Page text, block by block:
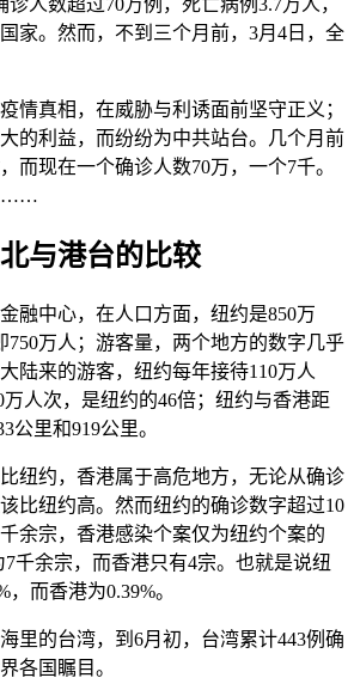
诊人数超过70万例，死亡病例3.7万人，
家。然而，不到三个月前，3月4日，全
情真相，在威胁与利诱面前坚守正义；
的利益，而纷纷为中共站台。几个月前
而现在一个确诊人数70万，一个7千。
……
与港台的比较
融中心，在人口方面，纽约是850万
750万人；游客量，两个地方的数字几乎
陆来的游客，纽约每年接待110万人
万人次，是纽约的46倍；纽约与香港距
公里和919公里。
纽约，香港属于高危地方，无论从确诊
比纽约高。然而纽约的确诊数字超过10
余宗，香港感染个案仅为纽约个案的
千余宗，而香港只有4宗。也就是说纽
而香港为0.39%。
里的台湾，到6月初，台湾累计443例确
各国瞩目。